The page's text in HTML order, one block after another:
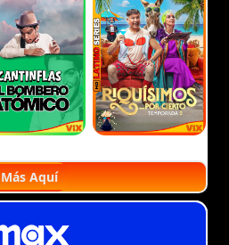
Más Aquí